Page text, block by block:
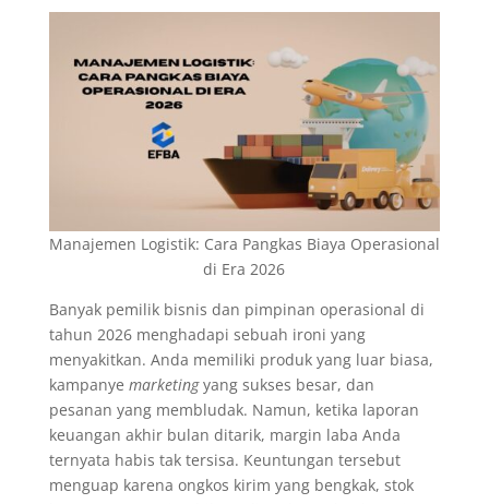
Manajemen Logistik: Cara Pangkas Biaya Operasional
di Era 2026
Banyak pemilik bisnis dan pimpinan operasional di
tahun 2026 menghadapi sebuah ironi yang
menyakitkan. Anda memiliki produk yang luar biasa,
kampanye marketingyang sukses besar, dan
pesanan yang membludak. Namun, ketika laporan
keuangan akhir bulan ditarik, margin laba Anda
ternyata habis tak tersisa. Keuntungan tersebut
menguap karena ongkos kirim yang bengkak, stok